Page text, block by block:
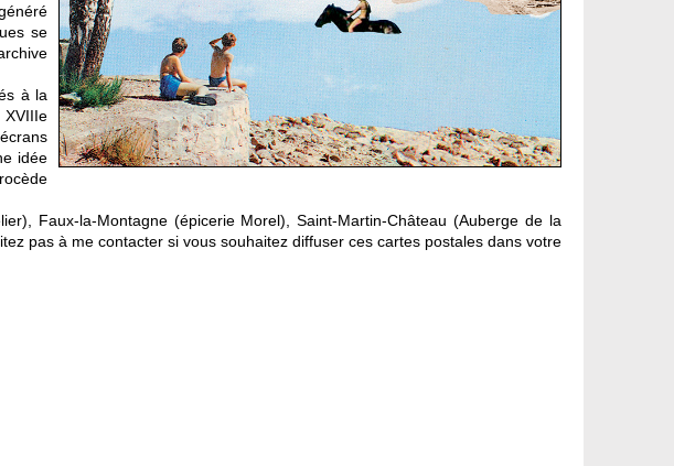
se
à la
idée
Faux-la-Montagne (épicerie Morel), Saint-Martin-Château (Auberge de la
pas à me contacter si vous souhaitez diffuser ces cartes postales dans votre